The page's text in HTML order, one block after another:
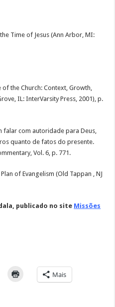
Time of Jesus (Ann Arbor, MI:
the Church: Context, Growth,
IL: InterVarsity Press, 2001), p.
com autoridade para Deus,
quanto de fatos do presente.
Vol. 6, p. 771.
of Evangelism (Old Tappan , NJ
publicado no site Missões
Mais